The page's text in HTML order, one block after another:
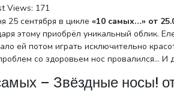
Views: 171
25 сентября в цикле «10 самых…» от
этому приобрёл уникальный облик.
ей потом играть исключительно
со здоровьем нос провалился… И
– Звёздные носы!